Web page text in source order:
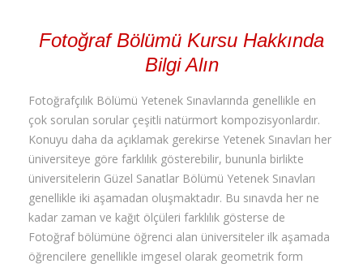
BLOG
İLETİŞİM
Fotoğraf Bölümü Kursu Hakkında
Bilgi Alın
Fotoğrafçılık Bölümü Yetenek Sınavlarında genellikle en
çok sorulan sorular çeşitli natürmort kompozisyonlardır.
Konuyu daha da açıklamak gerekirse Yetenek Sınavları her
üniversiteye göre farklılık gösterebilir, bununla birlikte
üniversitelerin Güzel Sanatlar Bölümü Yetenek Sınavları
genellikle iki aşamadan oluşmaktadır. Bu sınavda her ne
kadar zaman ve kağıt ölçüleri farklılık gösterse de
Fotoğraf bölümüne öğrenci alan üniversiteler ilk aşamada
öğrencilere genellikle imgesel olarak geometrik form